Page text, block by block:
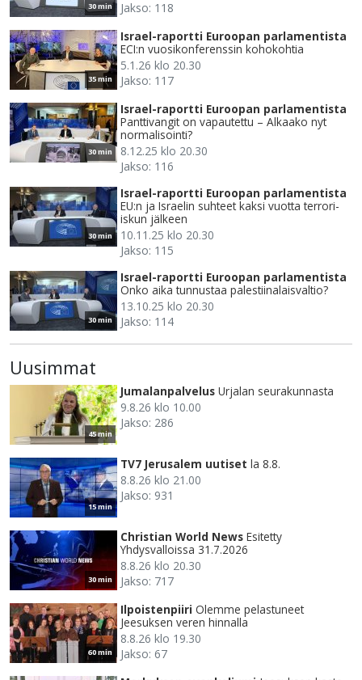
30 min
Jakso: 118
35 min
Israel-raportti Euroopan parlamentista
ECI:n vuosikonferenssin kohokohtia
5.1.26 klo 20.30
Jakso: 117
30 min
Israel-raportti Euroopan parlamentista
Panttivangit on vapautettu – Alkaako nyt
normalisointi?
8.12.25 klo 20.30
Jakso: 116
30 min
Israel-raportti Euroopan parlamentista
EU:n ja Israelin suhteet kaksi vuotta terrori-
iskun jälkeen
10.11.25 klo 20.30
Jakso: 115
30 min
Israel-raportti Euroopan parlamentista
Onko aika tunnustaa palestiinalaisvaltio?
13.10.25 klo 20.30
Jakso: 114
Uusimmat
45 min
Jumalanpalvelus Urjalan seurakunnasta
9.8.26 klo 10.00
Jakso: 286
15 min
TV7 Jerusalem uutiset la 8.8.
8.8.26 klo 21.00
Jakso: 931
30 min
Christian World News Esitetty
Yhdysvalloissa 31.7.2026
8.8.26 klo 20.30
Jakso: 717
60 min
Ilpoistenpiiri Olemme pelastuneet
Jeesuksen veren hinnalla
8.8.26 klo 19.30
Jakso: 67